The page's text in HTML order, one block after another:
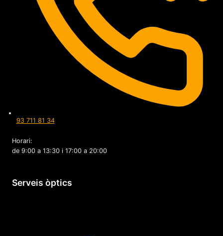
93 711 81 34
Horari:
de 9:00 a 13:30 i 17:00 a 20:00
Serveis òptics